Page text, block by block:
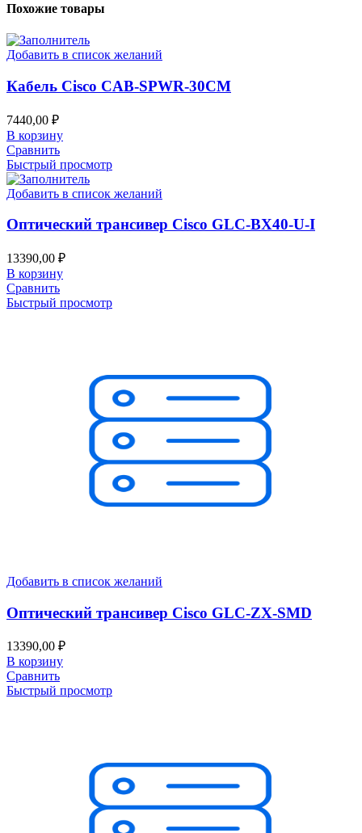
Похожие товары
Добавить в список желаний
Кабель Cisco CAB-SPWR-30CM
7440,00 ₽
В корзину
Сравнить
Быстрый просмотр
Добавить в список желаний
Оптический трансивер Cisco GLC-BX40-U-I
13390,00 ₽
В корзину
Сравнить
Быстрый просмотр
Добавить в список желаний
Оптический трансивер Cisco GLC-ZX-SMD
13390,00 ₽
В корзину
Сравнить
Быстрый просмотр